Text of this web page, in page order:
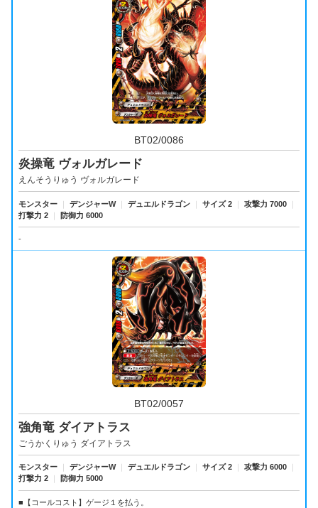
BT02/0086
炎操竜 ヴォルガレード
えんそうりゅう ヴォルガレード
モンスター ｜ デンジャーW ｜ デュエルドラゴン ｜ サイズ 2 ｜ 攻撃力 7000
｜
打撃力 2
｜ 防御力 6000
-
BT02/0057
強角竜 ダイアトラス
ごうかくりゅう ダイアトラス
モンスター デンジャーW デュエルドラゴン サイズ 2 攻撃力 6000
打撃力 2
防御力 5000
■【コールコスト】ゲージ１を払う。